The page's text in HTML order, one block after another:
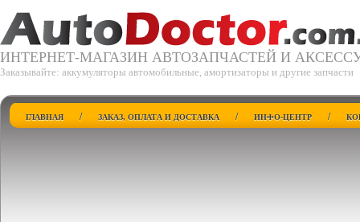
ИНТЕРНЕТ-МАГАЗИН АВТОЗАПЧАСТЕЙ И
Заказывайте: аккумуляторы автомобильные, амортизаторы и другие запчасти
ГЛАВНАЯ / ЗАКАЗ, ОПЛАТА И ДОСТАВКА / ИНФО-ЦЕНТР /